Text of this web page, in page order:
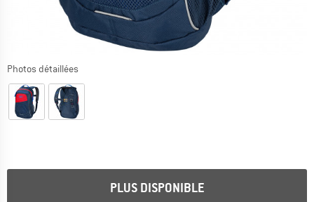
Photos détaillées
PLUS DISPONIBLE